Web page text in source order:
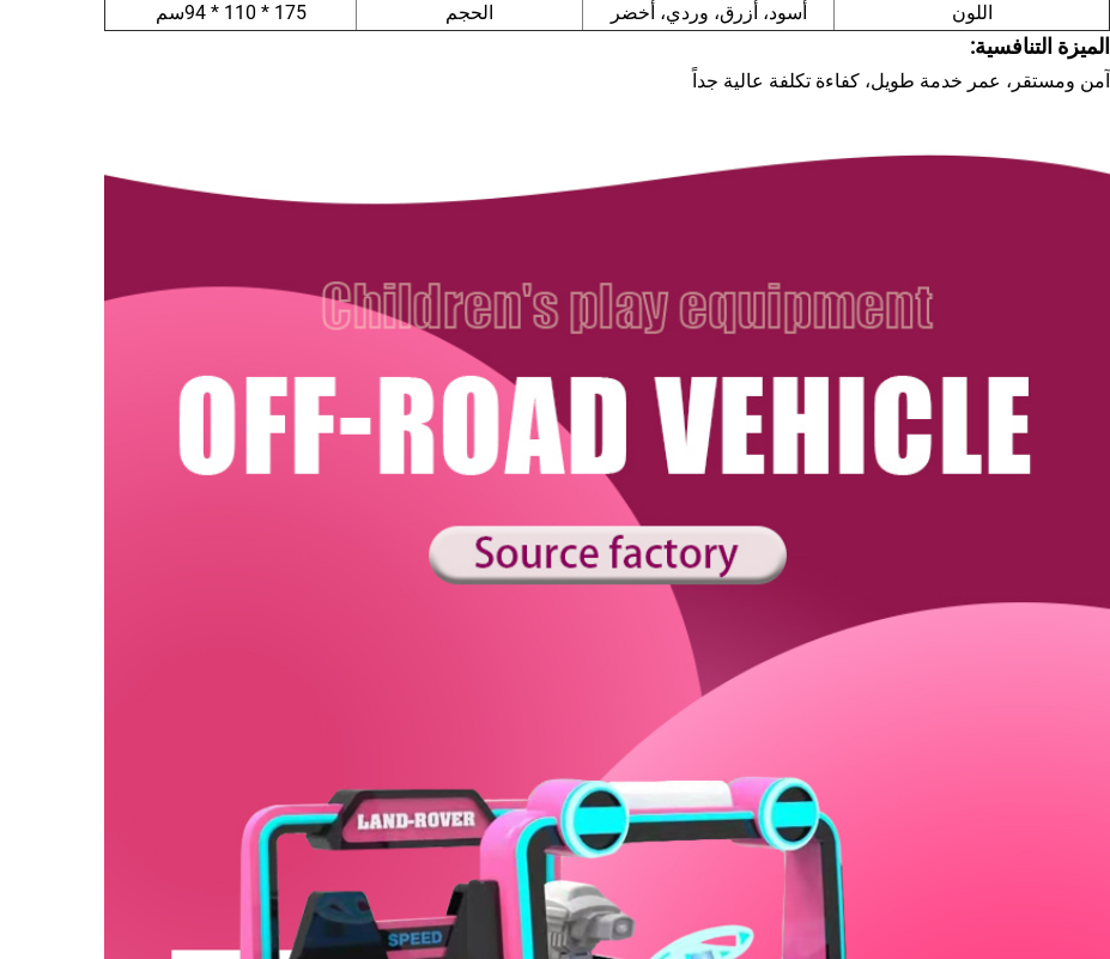
اللون أسود، أزرق، وردي، أخضر الحجم 175 * 110 * 94سم
الميزة التنافسية:
آمن ومستقر، عمر خدمة طويل، كفاءة تكلفة عالية جداً